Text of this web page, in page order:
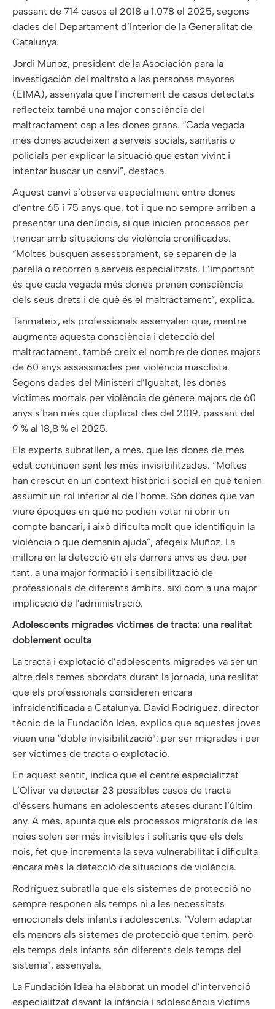
passant de 714 casos el 2018 a 1.078 el 2025, segons
dades del Departament d’Interior de la Generalitat de
Catalunya.
Jordi Muñoz, president de la Asociación para la
investigación del maltrato a las personas mayores
(EIMA), assenyala que l’increment de casos detectats
reflecteix també una major consciència del
maltractament cap a les dones grans. “Cada vegada
més dones acudeixen a serveis socials, sanitaris o
policials per explicar la situació que estan vivint i
intentar buscar un canvi”, destaca.
Aquest canvi s’observa especialment entre dones
d’entre 65 i 75 anys que, tot i que no sempre arriben a
presentar una denúncia, sí que inicien processos per
trencar amb situacions de violència cronificades.
“Moltes busquen assessorament, se separen de la
parella o recorren a serveis especialitzats. L’important
és que cada vegada més dones prenen consciència
dels seus drets i de què és el maltractament”, explica.
Tanmateix, els professionals assenyalen que, mentre
augmenta aquesta consciència i detecció del
maltractament, també creix el nombre de dones majors
de 60 anys assassinades per violència masclista.
Segons dades del Ministeri d’Igualtat, les dones
víctimes mortals per violència de gènere majors de 60
anys s’han més que duplicat des del 2019, passant del
9 % al 18,8 % el 2025.
Els experts subratllen, a més, que les dones de més
edat continuen sent les més invisibilitzades. “Moltes
han crescut en un context històric i social en què tenien
assumit un rol inferior al de l’home. Són dones que van
viure èpoques en què no podien votar ni obrir un
compte bancari, i això dificulta molt que identifiquin la
violència o que demanin ajuda”, afegeix Muñoz. La
millora en la detecció en els darrers anys es deu, per
tant, a una major formació i sensibilització de
professionals de diferents àmbits, així com a una major
implicació de l’administració.
Adolescents migrades víctimes de tracta: una realitat
doblement oculta
La tracta i explotació d’adolescents migrades va ser un
altre dels temes abordats durant la jornada, una realitat
que els professionals consideren encara
infraidentificada a Catalunya. David Rodríguez, director
tècnic de la Fundación Idea, explica que aquestes joves
viuen una “doble invisibilització”: per ser migrades i per
ser víctimes de tracta o explotació.
En aquest sentit, indica que el centre especialitzat
L’Olivar va detectar 23 possibles casos de tracta
d’éssers humans en adolescents ateses durant l’últim
any. A més, apunta que els processos migratoris de les
noies solen ser més invisibles i solitaris que els dels
nois, fet que incrementa la seva vulnerabilitat i dificulta
encara més la detecció de situacions de violència.
Rodríguez subratlla que els sistemes de protecció no
sempre responen als temps ni a les necessitats
emocionals dels infants i adolescents. “Volem adaptar
els menors als sistemes de protecció que tenim, però
els temps dels infants són diferents dels temps del
sistema”, assenyala.
La Fundación Idea ha elaborat un model d’intervenció
especialitzat davant la infància i adolescència víctima